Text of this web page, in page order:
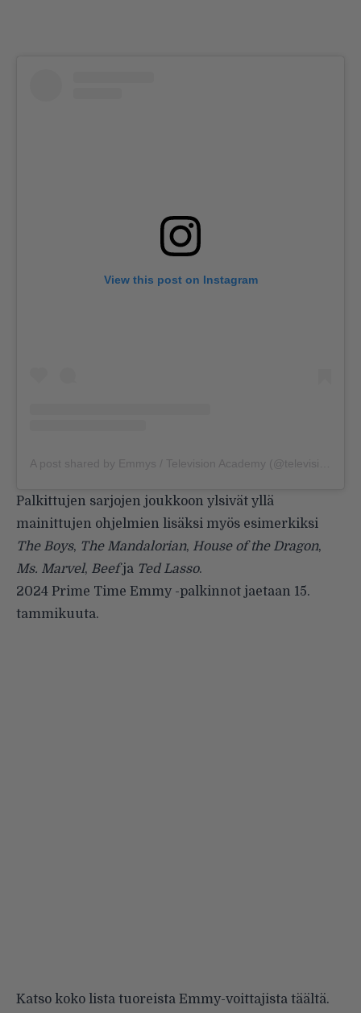
View this post on Instagram
Palkittujen sarjojen joukkoon ylsivät yllä
mainittujen ohjelmien lisäksi myös esimerkiksi
The Boys, The Mandalorian, House of the Dragon,
Ms. Marvel, Beefja Ted Lasso.
2024 Prime Time Emmy -palkinnot jaetaan 15.
tammikuuta.
Katso koko lista tuoreista Emmy-voittajista täältä.